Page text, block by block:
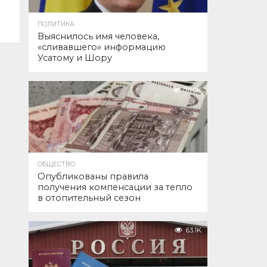
ПОЛИТИКА
Выяснилось имя человека,
«сливавшего» информацию
Усатому и Шору
77.0K
ОБЩЕСТВО
Опубликованы правила
получения компенсации за тепло
в отопительный сезон
63.1K